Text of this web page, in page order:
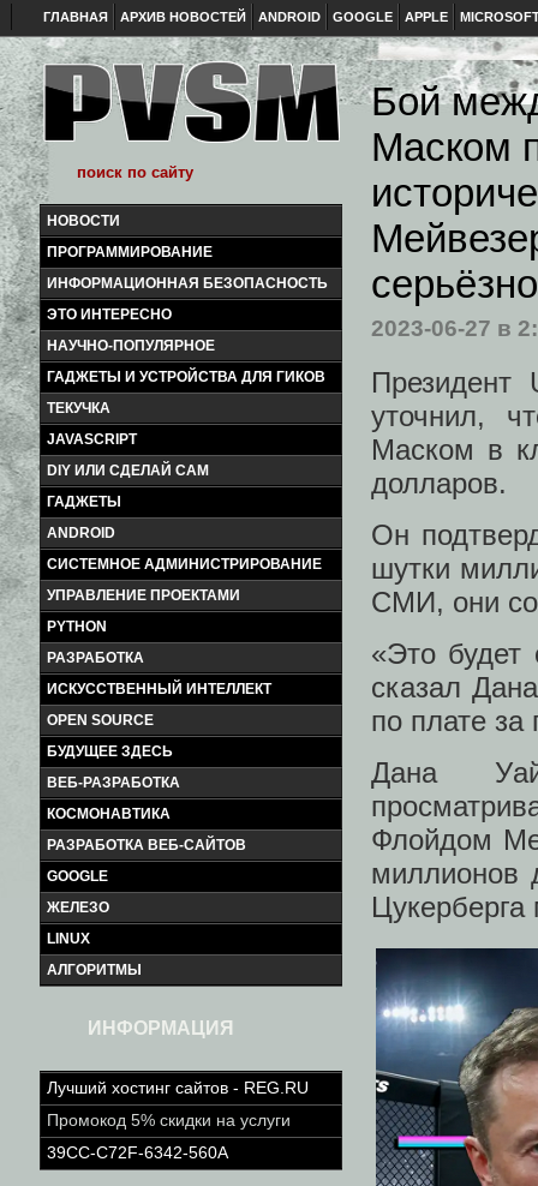
ГЛАВНАЯ АРХИВ НОВОСТЕЙ ANDROID GOOGLE APPLE
НОВОСТИ
ПРОГРАММИРОВАНИЕ
ИНФОРМАЦИОННАЯ БЕЗОПАСНОСТЬ
ЭТО ИНТЕРЕСНО
НАУЧНО-ПОПУЛЯРНОЕ
ГАДЖЕТЫ И УСТРОЙСТВА ДЛЯ ГИКОВ
ТЕКУЧКА
JAVASCRIPT
DIY ИЛИ СДЕЛАЙ САМ
ГАДЖЕТЫ
ANDROID
СИСТЕМНОЕ АДМИНИСТРИРОВАНИЕ
УПРАВЛЕНИЕ ПРОЕКТАМИ
PYTHON
РАЗРАБОТКА
ИСКУССТВЕННЫЙ ИНТЕЛЛЕКТ
OPEN SOURCE
БУДУЩЕЕ ЗДЕСЬ
ВЕБ-РАЗРАБОТКА
КОСМОНАВТИКА
РАЗРАБОТКА ВЕБ-САЙТОВ
GOOGLE
ЖЕЛЕЗО
LINUX
АЛГОРИТМЫ
ИНФОРМАЦИЯ
Лучший хостинг сайтов - REG.RU
Промокод 5% скидки на услуги
39CC-C72F-6342-560A
Бой
Маском
серьёзно
2023-06-27 в
Президент
уточнил,
Маском в
долларов.
Он
шутки
СМИ, они
«Это
сказал
по плате за
Дана
Флойдом
миллионов
Цукерберга